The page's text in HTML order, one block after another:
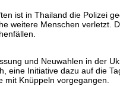
ist in Thailand die Polizei
weitere Menschen verletzt.
und Neuwahlen in der
eine Initiative dazu auf die
mit Knüppeln vorgegangen.